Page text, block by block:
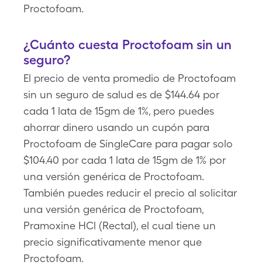
Proctofoam.
¿Cuánto cuesta Proctofoam sin un
seguro?
El precio de venta promedio de Proctofoam
sin un seguro de salud es de $144.64 por
cada 1 lata de 15gm de 1%, pero puedes
ahorrar dinero usando un cupón para
Proctofoam de SingleCare para pagar solo
$104.40 por cada 1 lata de 15gm de 1% por
una versión genérica de Proctofoam.
También puedes reducir el precio al solicitar
una versión genérica de Proctofoam,
Pramoxine HCl (Rectal), el cual tiene un
precio significativamente menor que
Proctofoam.